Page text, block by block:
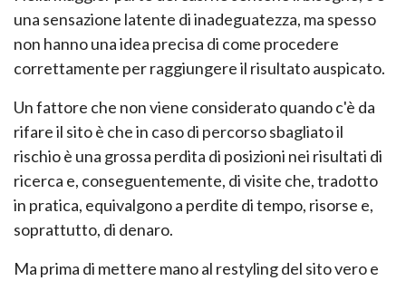
una sensazione latente di inadeguatezza, ma spesso
non hanno una idea precisa di come procedere
correttamente per raggiungere il risultato auspicato.
Un fattore che non viene considerato quando c'è da
rifare il sito è che in caso di percorso sbagliato il
rischio è una grossa perdita di posizioni nei risultati di
ricerca e, conseguentemente, di visite che, tradotto
in pratica, equivalgono a perdite di tempo, risorse e,
soprattutto, di denaro.
Ma prima di mettere mano al restyling del sito vero e